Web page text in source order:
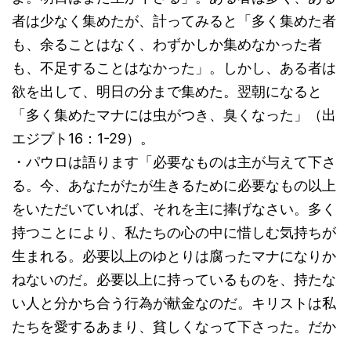
者は少なく集めたが、計ってみると「多く集めた者
も、余ることはなく、わずかしか集めなかった者
も、不足することはなかった」。しかし、ある者は
欲を出して、明日の分まで集めた。翌朝になると
「多く集めたマナには虫がつき、臭くなった」（出
エジプト16：1-29）。
・パウロは語ります「必要なものは主が与えて下さ
る。今、あなたがたが生きるために必要なもの以上
をいただいていれば、それを主に捧げなさい。多く
持つことにより、私たちの心の中に惜しむ気持ちが
生まれる。必要以上のゆとりは腐ったマナになりか
ねないのだ。必要以上に持っているものを、持たな
い人と分かち合う行為が献金なのだ。キリストは私
たちを愛するあまり、貧しくなって下さった。だか